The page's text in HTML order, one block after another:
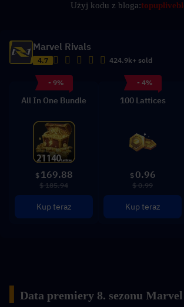
Użyj kodu z bloga:
Marvel Rivals
4.7 424.9k+ sold
- 9%
All In One Bundle
$ 169.88
$ 185.94
Kup teraz
- 4%
100 Lattices
$ 0.96
$ 0.99
Kup teraz
Data premiery 8. sezonu